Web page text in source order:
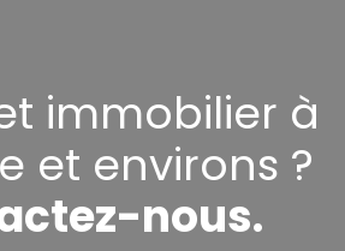
immobilier à
et environs ?
nous.